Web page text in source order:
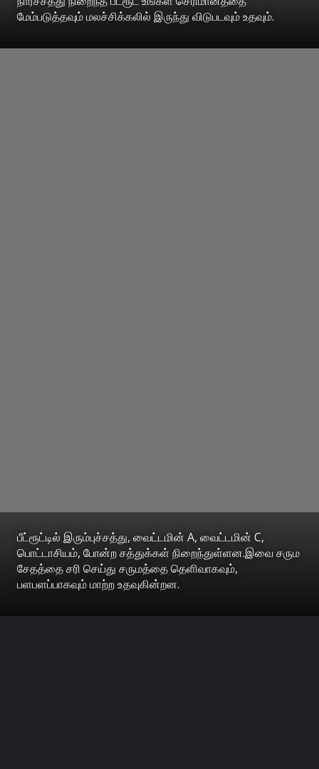
மேம்படுத்தவும் மலச்சிக்கலில் இருந்து விடுபடவும் உதவும்.
பீட்ரூட்டில் இரும்புச்சத்து, வைட்டமின் A, வைட்டமின் C,
பொட்டாசியம், போன்ற சத்துக்கள் நிறைந்துள்ளன.இவை சரும
சேதத்தை சரி செய்து சருமத்தை தெளிவாகவும்,
பளபளப்பாகவும் மாற்ற உதவுகின்றன.